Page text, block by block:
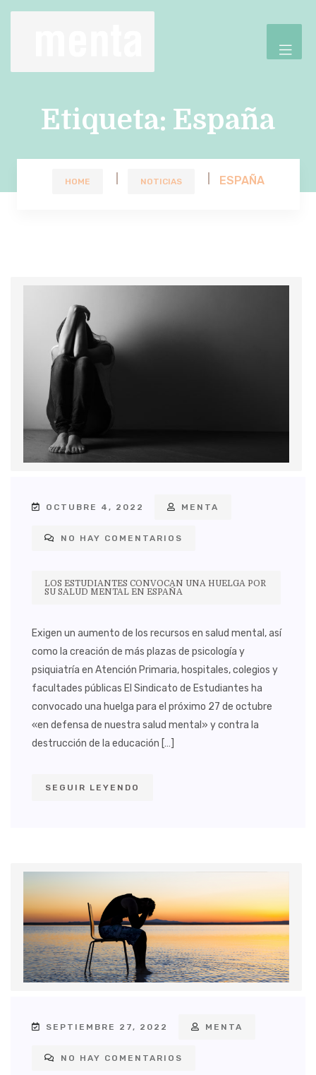
Etiqueta: España
HOME NOTICIAS ESPAÑA
OCTUBRE 4, 2022 MENTA
NO HAY COMENTARIOS
LOS ESTUDIANTES CONVOCAN UNA HUELGA POR
SU SALUD MENTAL EN ESPAÑA
Exigen un aumento de los recursos en salud mental, así
como la creación de más plazas de psicología y
psiquiatría en Atención Primaria, hospitales, colegios y
facultades públicas El Sindicato de Estudiantes ha
convocado una huelga para el próximo 27 de octubre
«en defensa de nuestra salud mental» y contra la
destrucción de la educación […]
SEGUIR LEYENDO
SEPTIEMBRE 27, 2022 MENTA
NO HAY COMENTARIOS